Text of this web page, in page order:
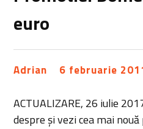
euro
Adrian 6 februarie
ACTUALIZARE, 26 iulie
despre și vezi cea mai